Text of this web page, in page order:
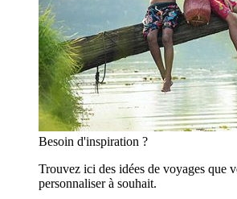
Besoin d'inspiration ?
Trouvez ici des idées de voyages que
personnaliser à souhait.